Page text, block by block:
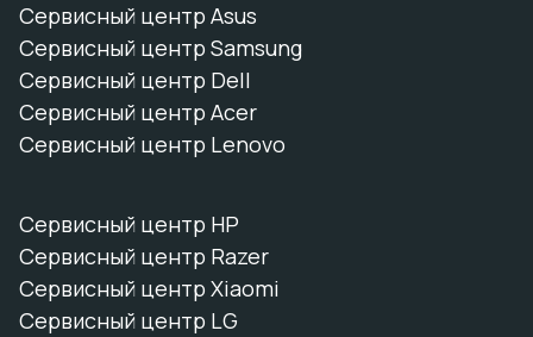
Сервисный центр Asus
Сервисный центр Samsung
Сервисный центр Dell
Сервисный центр Acer
Сервисный центр Lenovo
Сервисный центр HP
Сервисный центр Razer
Сервисный центр Xiaomi
Сервисный центр LG